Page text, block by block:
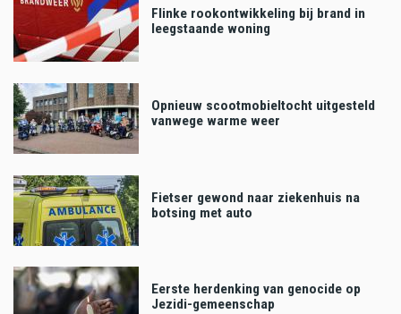
Flinke rookontwikkeling bij brand in
leegstaande woning
Opnieuw scootmobieltocht uitgesteld
vanwege warme weer
Fietser gewond naar ziekenhuis na
botsing met auto
Eerste herdenking van genocide op
Jezidi-gemeenschap